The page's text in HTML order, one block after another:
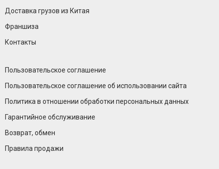
Доставка грузов из Китая
Франшиза
Контакты
Пользовательское соглашение
Пользовательское соглашение об использовании сайта
Политика в отношении обработки персональных данных
Гарантийное обслуживание
Возврат, обмен
Правила продажи